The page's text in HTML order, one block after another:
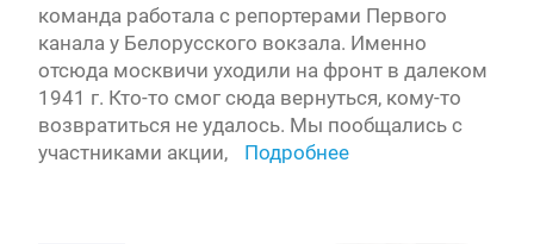
команда работала с репортерами Первого
канала у Белорусского вокзала. Именно
отсюда москвичи уходили на фронт в далеком
1941 г. Кто-то смог сюда вернуться, кому-то
возвратиться не удалось. Мы пообщались с
участниками акции,
Подробнее